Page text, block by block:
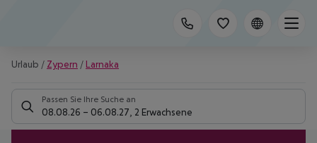
Urlaub / Zypern / Larnaka
Passen Sie Ihre Suche an
08.08.26 – 06.08.27 2 Erwachsene